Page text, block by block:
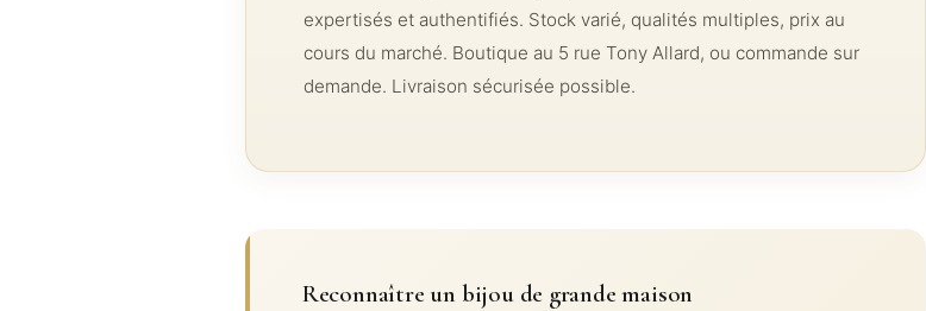
expertisés et authentifiés. Stock varié, qualités multiples, prix au
cours du marché. Boutique au 5 rue Tony Allard, ou commande sur
demande. Livraison sécurisée possible.
Reconnaître un bijou de grande maison